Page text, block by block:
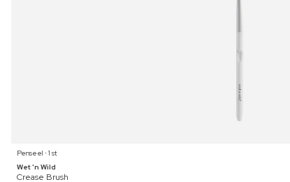
Penseel ⋅ 1 st
Wet 'n Wild
Crease Brush